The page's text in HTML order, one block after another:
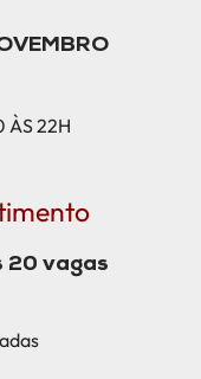
ÀS 22H
20 vagas